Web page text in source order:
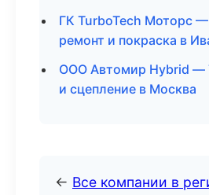
ГК TurboTech Моторс
ремонт и покраска в
ООО Автомир Hybrid —
и сцепление в Москва
← Все компании в